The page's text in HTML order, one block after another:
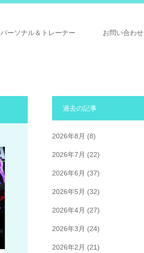
パーソナル＆トレーナー お問い合わせ
過去の記事
2026年8月 (8)
2026年7月 (22)
2026年6月 (37)
2026年5月 (32)
2026年4月 (27)
2026年3月 (24)
2026年2月 (21)